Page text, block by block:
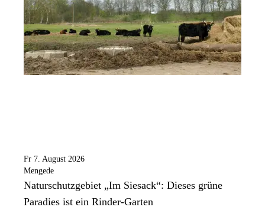
Fr 7. August 2026
Mengede
Naturschutzgebiet „Im Siesack“: Dieses grüne
Paradies ist ein Rinder-Garten